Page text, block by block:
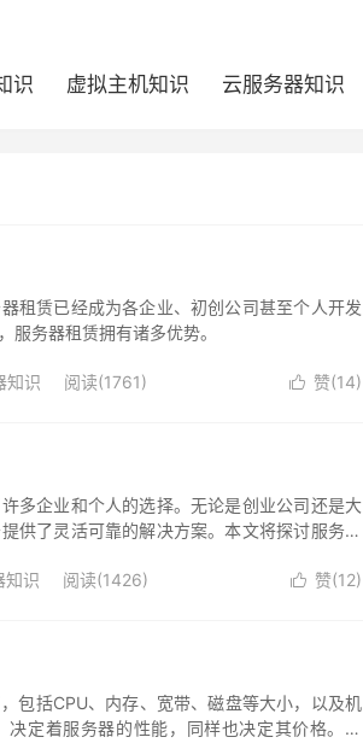
识 虚拟主机知识 云服务器知识
租赁已经成为各企业、初创公司甚至个人开发
服务器租赁拥有诸多优势。
知识 阅读(1761)  赞(14)
多企业和个人的选择。无论是创业公司还是大
供了灵活可靠的解决方案。本文将探讨服务器
知识 阅读(1426)  赞(12)
包括CPU、内存、宽带、磁盘等大小，以及机
定着服务器的性能，同样也决定其价格。所